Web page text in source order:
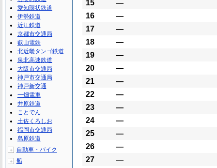
15
―
16
―
17
―
18
―
19
―
20
―
21
―
22
―
23
―
24
―
25
―
26
―
27
―
愛知環状鉄道
伊勢鉄道
近江鉄道
京都市交通局
叡山電鉄
北近畿タンゴ鉄道
泉北高速鉄道
大阪市交通局
神戸市交通局
神戸新交通
一畑電車
井原鉄道
ことでん
土佐くろしお
福岡市交通局
島原鉄道
＋ 自動車・バイク
＋ 船